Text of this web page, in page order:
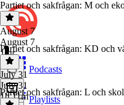
Podcasts
Playlists
Partiet och sakfrågan: M och
August 7
August 7
1 hr
Partiet och sakfrågan: KD och
July 31
July 31
1h 11m
Partiet och sakfrågan: L och